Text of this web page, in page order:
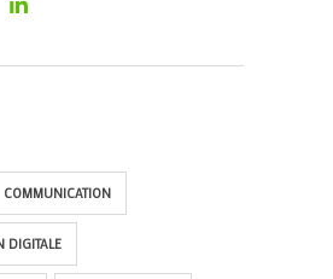
COMMUNICATION
DIGITALE